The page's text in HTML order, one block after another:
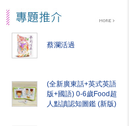
蔡瀾活過
(全新廣東話+英式英語
版+國語) 0-6歲Food超
人點讀認知圖鑑 (新版)